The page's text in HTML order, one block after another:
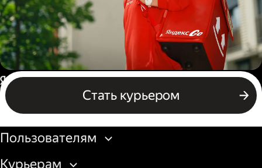
Пеший курьер
Стать курьером
Россия
Бизнесу
Пользователям
Курьерам